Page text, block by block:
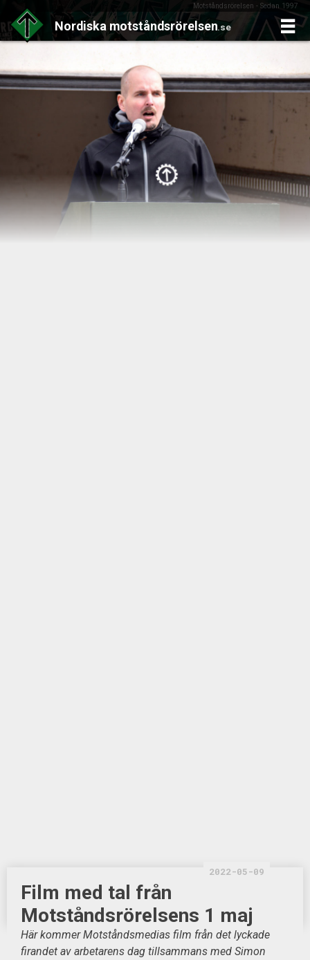
Motståndsrörelsen - Sedan 1997
Nordiska motståndsrörelsen.se
Skip
content
2022-05-09
Film med tal från
Motståndsrörelsens 1 maj
Här kommer Motståndsmedias film från det lyckade
firandet av arbetarens dag tillsammans med Simon